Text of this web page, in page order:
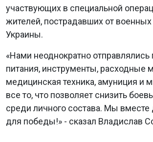
участвующих в специальной
жителей, пострадавших от
Украины.
«Нами неоднократно отправлялись
питания, инструменты, расходные
медицинская техника, амуниция и
все то, что позволяет снизить
среди личного состава. Мы вместе
для победы!» - сказал Владислав